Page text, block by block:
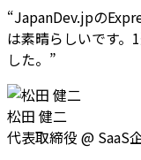
“JapanDev.jpの
は素晴らしいです。
した。 ”
松田 健二
代表取締役 @ SaaS